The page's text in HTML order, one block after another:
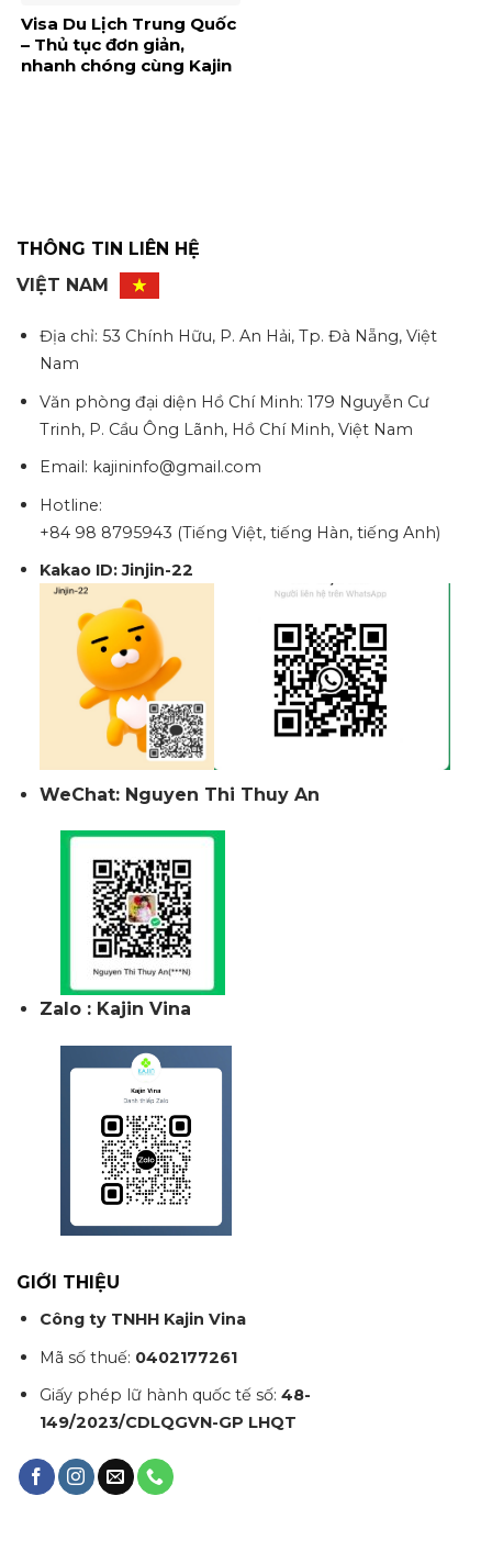
Visa Du Lịch Trung Quốc
– Thủ tục đơn giản,
nhanh chóng cùng Kajin
THÔNG TIN LIÊN HỆ
VIỆT NAM
Địa chỉ: 53 Chính Hữu, P. An Hải, Tp. Đà Nẵng, Việt
Nam
Văn phòng đại diện Hồ Chí Minh: 179 Nguyễn Cư
Trinh, P. Cầu Ông Lãnh, Hồ Chí Minh, Việt Nam
Email: kajininfo@gmail.com
Hotline:
+84 98 8795943 (Tiếng Việt, tiếng Hàn, tiếng Anh)
Kakao ID: Jinjin-22
WeChat: Nguyen Thi Thuy An
Zalo : Kajin Vina
GIỚI THIỆU
Công ty TNHH Kajin Vina
Mã số thuế: 0402177261
Giấy phép lữ hành quốc tế số: 48-
149/2023/CDLQGVN-GP LHQT